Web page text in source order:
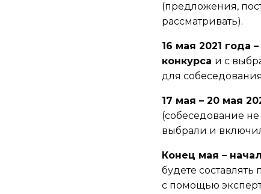
(предложения,
рассматривать).
16 мая 2021 года –
конкурса и с
для
17 мая – 20 мая
(собеседование не
выбрали и
Конец мая –
будете
с помощью